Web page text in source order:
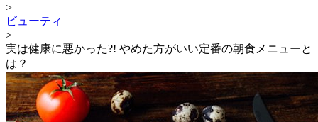
>
ビューティ
>
実は健康に悪かった?! やめた方がいい定番の朝食メニューと
は？